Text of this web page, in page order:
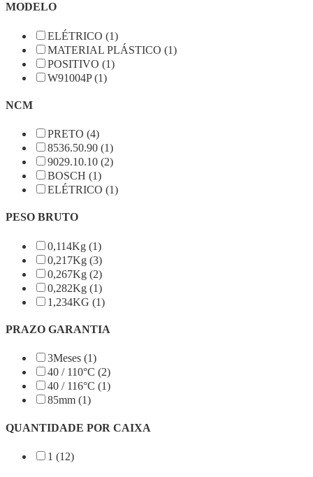
MODELO
ELÉTRICO (1)
MATERIAL PLÁSTICO (1)
POSITIVO (1)
W91004P (1)
NCM
PRETO (4)
8536.50.90 (1)
9029.10.10 (2)
BOSCH (1)
ELÉTRICO (1)
PESO BRUTO
0,114Kg (1)
0,217Kg (3)
0,267Kg (2)
0,282Kg (1)
1,234KG (1)
PRAZO GARANTIA
3Meses (1)
40 / 110°C (2)
40 / 116°C (1)
85mm (1)
QUANTIDADE POR CAIXA
1 (12)